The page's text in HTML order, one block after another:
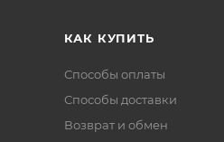
КАК КУПИТЬ
Способы оплаты
Способы доставки
Возврат и обмен